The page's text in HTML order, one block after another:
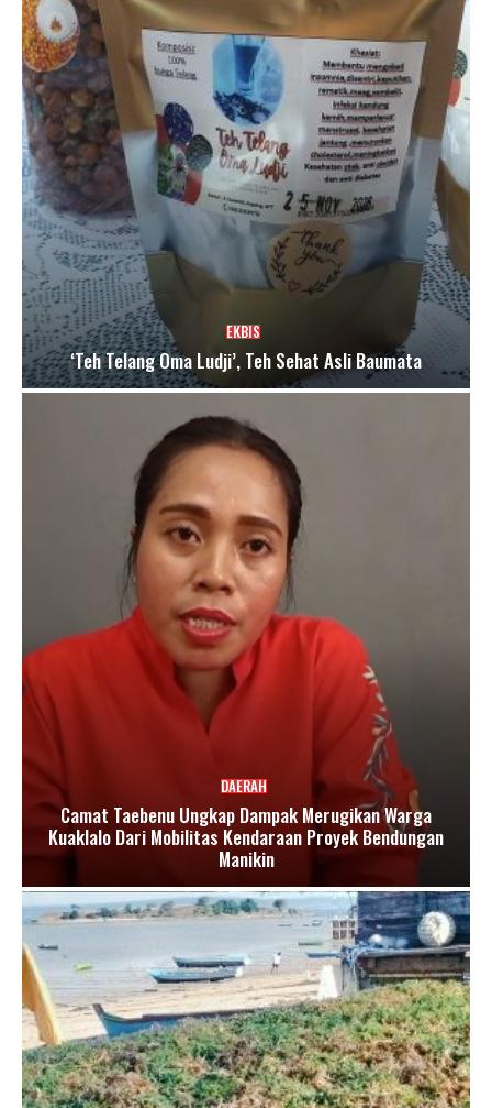
EKBIS
‘Teh Telang Oma Ludji’, Teh Sehat Asli Baumata
DAERAH
Camat Taebenu Ungkap Dampak Merugikan Warga
Kuaklalo Dari Mobilitas Kendaraan Proyek Bendungan
Manikin